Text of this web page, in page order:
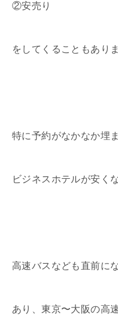
②安売り
をしてくることもありま
特に予約がなかなか埋
ビジネスホテルが安く
高速バスなども直前に
あり、東京〜大阪の高